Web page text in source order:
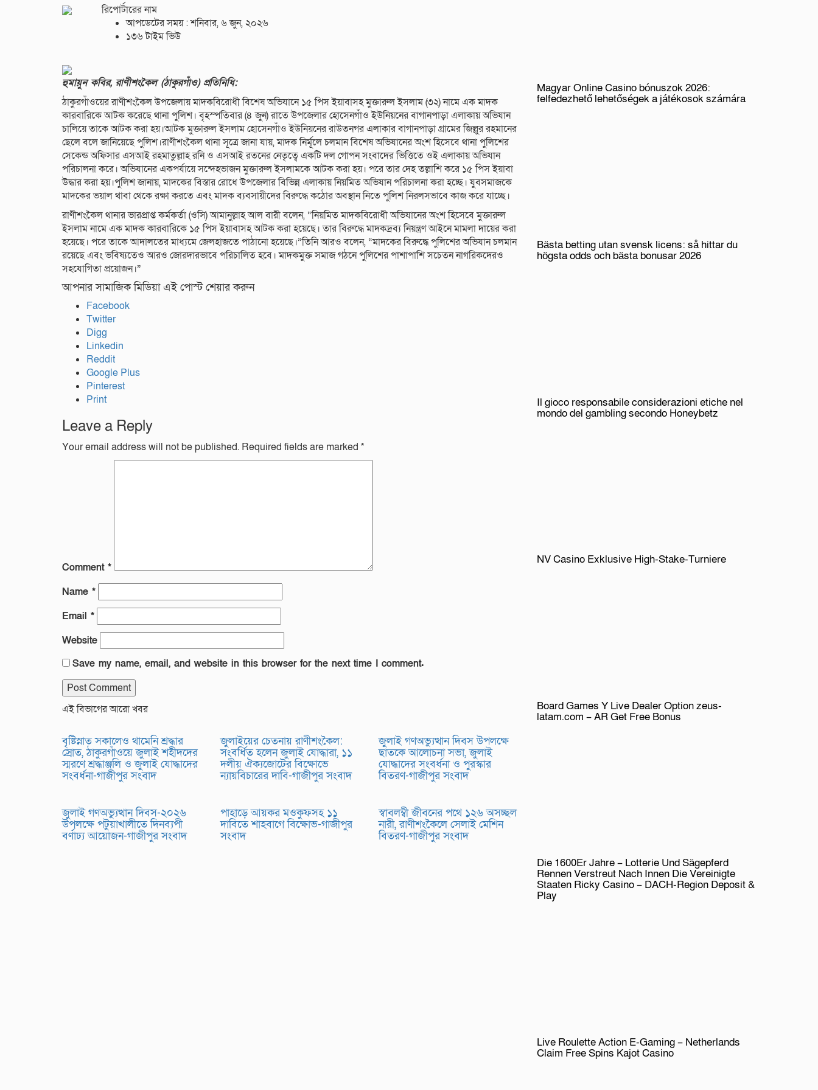
রিপোর্টারের নাম
আপডেটের সময় : শনিবার, ৬ জুন, ২০২৬
১৩৬ টাইম ভিউ
হুমায়ুন কবির, রাণীশংকৈল (ঠাকুরগাঁও) প্রতিনিধি:
ঠাকুরগাঁওয়ের রাণীশংকৈল উপজেলায় মাদকবিরোধী বিশেষ অভিযানে ১৫ পিস ইয়াবাসহ মুক্তারুল ইসলাম (৩২) নামে এক মাদক
কারবারিকে আটক করেছে থানা পুলিশ। বৃহস্পতিবার (৪ জুন) রাতে উপজেলার হোসেনগাঁও ইউনিয়নের বাগানপাড়া এলাকায় অভিযান
চালিয়ে তাকে আটক করা হয়।আটক মুক্তারুল ইসলাম হোসেনগাঁও ইউনিয়নের রাউতনগর এলাকার বাগানপাড়া গ্রামের জিল্লুর রহমানের
ছেলে বলে জানিয়েছে পুলিশ।রাণীশংকৈল থানা সূত্রে জানা যায়, মাদক নির্মূলে চলমান বিশেষ অভিযানের অংশ হিসেবে থানা পুলিশের
সেকেন্ড অফিসার এসআই রহমাতুল্লাহ রনি ও এসআই রতনের নেতৃত্বে একটি দল গোপন সংবাদের ভিত্তিতে ওই এলাকায় অভিযান
পরিচালনা করে। অভিযানের একপর্যায়ে সন্দেহভাজন মুক্তারুল ইসলামকে আটক করা হয়। পরে তার দেহ তল্লাশি করে ১৫ পিস ইয়াবা
উদ্ধার করা হয়।পুলিশ জানায়, মাদকের বিস্তার রোধে উপজেলার বিভিন্ন এলাকায় নিয়মিত অভিযান পরিচালনা করা হচ্ছে। যুবসমাজকে
মাদকের ভয়াল থাবা থেকে রক্ষা করতে এবং মাদক ব্যবসায়ীদের বিরুদ্ধে কঠোর অবস্থান নিতে পুলিশ নিরলসভাবে কাজ করে যাচ্ছে।
রাণীশংকৈল থানার ভারপ্রাপ্ত কর্মকর্তা (ওসি) আমানুল্লাহ আল বারী বলেন, “নিয়মিত মাদকবিরোধী অভিযানের অংশ হিসেবে মুক্তারুল
ইসলাম নামে এক মাদক কারবারিকে ১৫ পিস ইয়াবাসহ আটক করা হয়েছে। তার বিরুদ্ধে মাদকদ্রব্য নিয়ন্ত্রণ আইনে মামলা দায়ের করা
হয়েছে। পরে তাকে আদালতের মাধ্যমে জেলহাজতে পাঠানো হয়েছে।”তিনি আরও বলেন, “মাদকের বিরুদ্ধে পুলিশের অভিযান চলমান
রয়েছে এবং ভবিষ্যতেও আরও জোরদারভাবে পরিচালিত হবে। মাদকমুক্ত সমাজ গঠনে পুলিশের পাশাপাশি সচেতন নাগরিকদেরও
সহযোগিতা প্রয়োজন।”
আপনার সামাজিক মিডিয়া এই পোস্ট শেয়ার করুন
Facebook
Twitter
Digg
Linkedin
Reddit
Google Plus
Pinterest
Print
Leave a Reply
Your email address will not be published. Required fields are marked *
Comment *
Name *
Email *
Website
Save my name, email, and website in this browser for the next time I comment.
এই বিভাগের আরো খবর
বৃষ্টিস্নাত সকালেও থামেনি শ্রদ্ধার
স্রোত, ঠাকুরগাঁওয়ে জুলাই শহীদদের
স্মরণে শ্রদ্ধাঞ্জলি ও জুলাই যোদ্ধাদের
সংবর্ধনা-গাজীপুর সংবাদ
জুলাইয়ের চেতনায় রাণীশংকৈল:
সংবর্ধিত হলেন জুলাই যোদ্ধারা, ১১
দলীয় ঐক্যজোটের বিক্ষোভে
ন্যায়বিচারের দাবি-গাজীপুর সংবাদ
জুলাই গণঅভ্যুত্থান দিবস উপলক্ষে
ছাতকে আলোচনা সভা, জুলাই
যোদ্ধাদের সংবর্ধনা ও পুরস্কার
বিতরণ-গাজীপুর সংবাদ
জুলাই গণঅভ্যুত্থান দিবস-২০২৬
উপলক্ষে পটুয়াখালীতে দিনব্যপী
বর্ণাঢ্য আয়োজন-গাজীপুর সংবাদ
পাহাড়ে আয়কর মওকুফসহ ১১
দাবিতে শাহবাগে বিক্ষোভ-গাজীপুর
সংবাদ
স্বাবলম্বী জীবনের পথে ১২৬ অসচ্ছল
নারী, রাণীশংকৈলে সেলাই মেশিন
বিতরণ-গাজীপুর সংবাদ
Magyar Online Casino bónuszok 2026:
felfedezhető lehetőségek a játékosok számára
Bästa betting utan svensk licens: så hittar du
högsta odds och bästa bonusar 2026
Il gioco responsabile considerazioni etiche nel
mondo del gambling secondo Honeybetz
NV Casino Exklusive High-Stake-Turniere
Board Games Y Live Dealer Option zeus-
latam.com – AR Get Free Bonus
Die 1600Er Jahre – Lotterie Und Sägepferd
Rennen Verstreut Nach Innen Die Vereinigte
Staaten Ricky Casino – DACH-Region Deposit &
Play
Live Roulette Action E-Gaming – Netherlands
Claim Free Spins Kajot Casino